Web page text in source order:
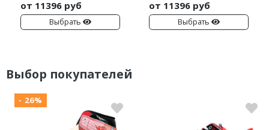
от 11396 руб
Выбрать
от 11396 руб
Выбрать
Выбор покупателей
- 26%